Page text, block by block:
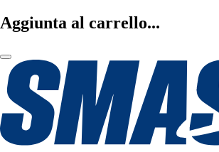
Aggiunta al carrello...